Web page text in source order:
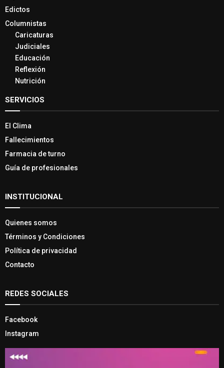
Edictos
Columnistas
Caricaturas
Judiciales
Educación
Reflexión
Nutrición
SERVICIOS
El Clima
Fallecimientos
Farmacia de turno
Guía de profesionales
INSTITUCIONAL
Quienes somos
Términos y Condiciones
Política de privacidad
Contacto
REDES SOCIALES
Facebook
Instagram